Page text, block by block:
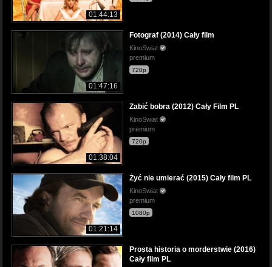
01:44:13
01:47:16
Fotograf (2014) Cały film
KinoSwiat
premium
720p
01:38:04
Zabić bobra (2012) Cały Film PL
KinoSwiat
premium
720p
01:21:14
Żyć nie umierać (2015) Cały film PL
KinoSwiat
premium
1080p
Prosta historia o morderstwie (2016)
Cały film PL